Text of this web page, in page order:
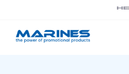
content